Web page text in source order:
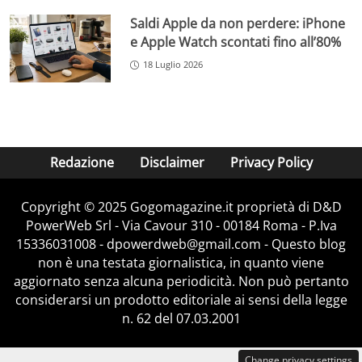
Saldi Apple da non perdere: iPhone
e Apple Watch scontati fino all’80%
18 Luglio 2026
Redazione Disclaimer Privacy Policy
Copyright © 2025 Gogomagazine.it proprietà di D&D
PowerWeb Srl - Via Cavour 310 - 00184 Roma - P.Iva
15336031008 - dpowerdweb@gmail.com - Questo blog
non è una testata giornalistica, in quanto viene
aggiornato senza alcuna periodicità. Non può pertanto
considerarsi un prodotto editoriale ai sensi della legge
n. 62 del 07.03.2001